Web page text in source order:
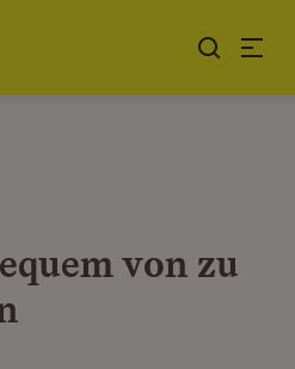
von zu